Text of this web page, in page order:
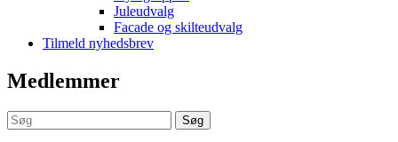
Juleudvalg
Facade og skilteudvalg
Tilmeld nyhedsbrev
Medlemmer
Søg